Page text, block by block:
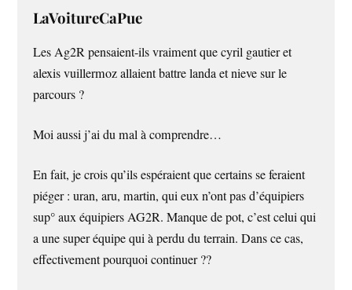
LaVoitureCaPue
Les Ag2R pensaient-ils vraiment que cyril gautier et
alexis vuillermoz allaient battre landa et nieve sur le
parcours ?
Moi aussi j’ai du mal à comprendre…
En fait, je crois qu’ils espéraient que certains se feraient
piéger : uran, aru, martin, qui eux n’ont pas d’équipiers
sup° aux équipiers AG2R. Manque de pot, c’est celui qui
a une super équipe qui à perdu du terrain. Dans ce cas,
effectivement pourquoi continuer ??